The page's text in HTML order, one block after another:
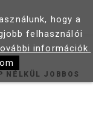
NÉLKÜL JOBBOS
hogy a
felhasználói
információk.